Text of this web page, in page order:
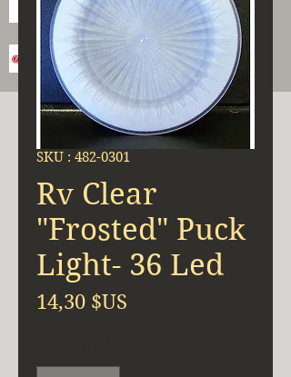
SKU : 482-0301
Rv Clear
"Frosted" Puck
Light- 36 Led
14,30 $US